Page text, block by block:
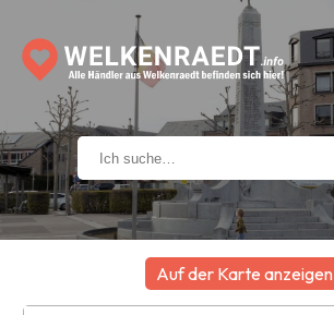
Auf der Karte anzeigen